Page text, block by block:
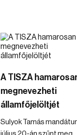
A TISZA
megnevezheti
államfőjelöltjét
Sulyok Tamás